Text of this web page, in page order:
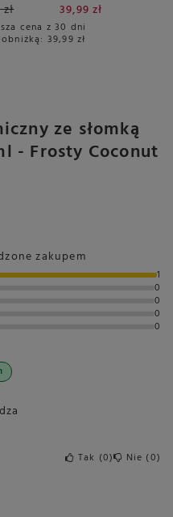
250g 39,99 zł
cena z 30 dni
39,99 zł
ze słomką
- Frosty Coconut
zakupem
1
0
0
0
0
Tak 0 Nie 0